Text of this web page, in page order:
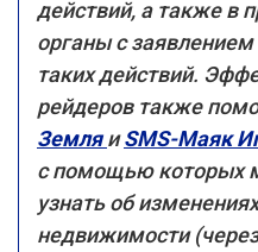
действий, а также в
органы с
таких действий.
рейдеров также
ЗемляиSMS-Маяк
с помощью которых
узнать об
недвижимости